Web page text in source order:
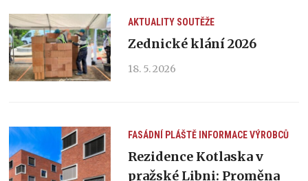
AKTUALITY SOUTĚŽE
Zednické klání 2026
18. 5. 2026
FASÁDNÍ PLÁŠTĚ INFORMACE VÝROBCŮ
Rezidence Kotlaska v
pražské Libni: Proměna